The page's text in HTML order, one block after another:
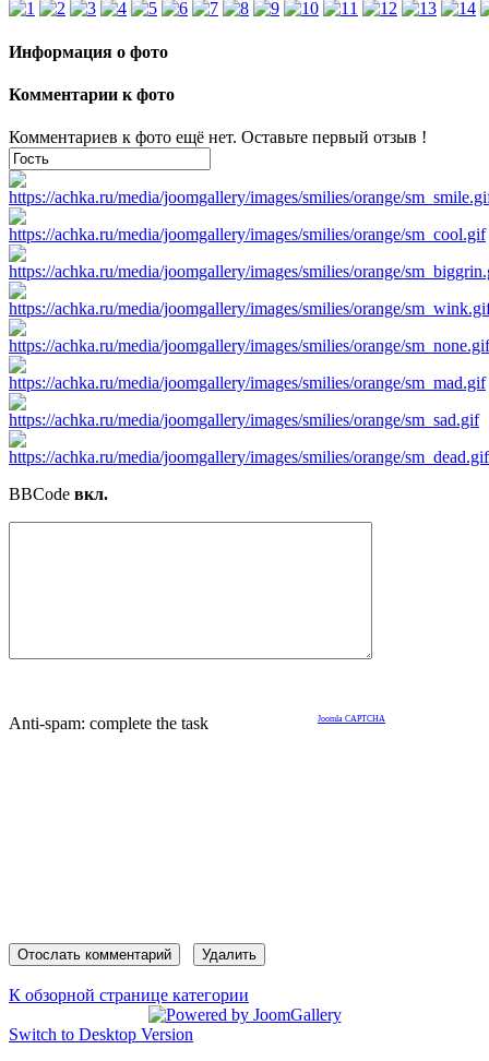
Информация о фото
Комментарии к фото
Комментариев к фото ещё нет. Оставьте первый отзыв !
BBCode вкл.
Anti-spam: complete the task Joomla CAPTCHA
К обзорной странице категории
Switch to Desktop Version